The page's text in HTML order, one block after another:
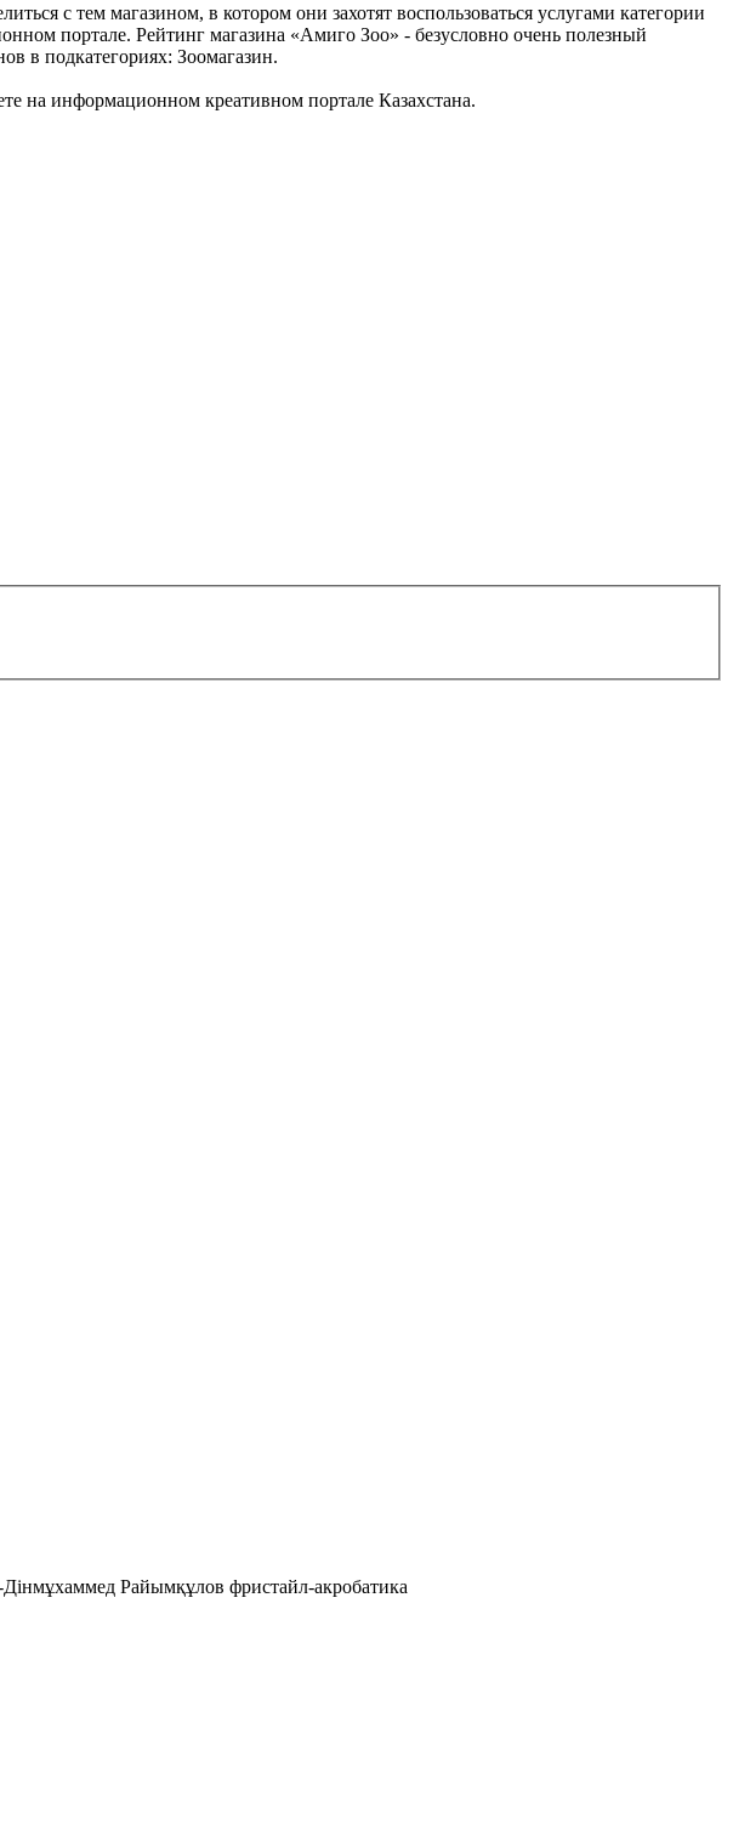
с тем магазином, в котором они захотят воспользоваться услугами категории
портале. Рейтинг магазина «Амиго Зоо» - безусловно очень полезный
в подкатегориях: Зоомагазин.
информационном креативном портале Казахстана.
Райымқұлов фристайл-акробатика